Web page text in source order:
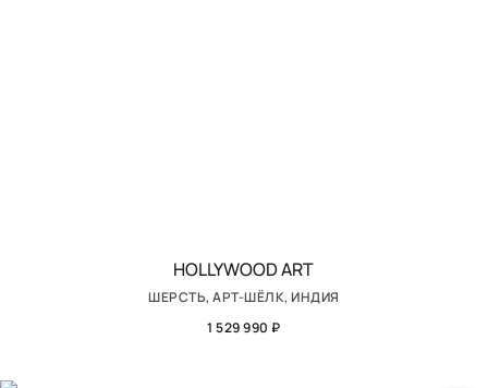
HOLLYWOOD ART
ШЕРСТЬ, АРТ-ШЁЛК, ИНДИЯ
1 529 990 ₽